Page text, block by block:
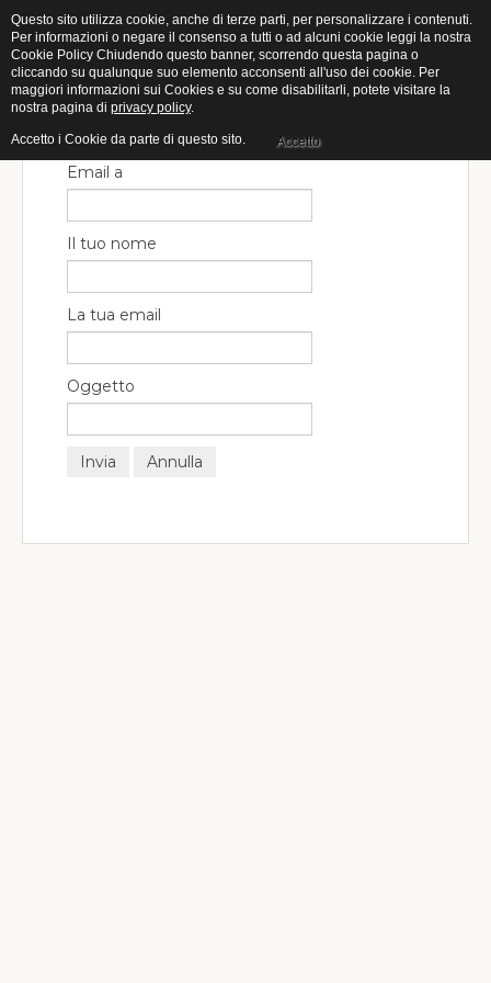
Email a
Il tuo nome
La tua email
Oggetto
Invia Annulla
Questo sito utilizza cookie, anche di terze parti, per personalizzare i contenuti.
Per informazioni o negare il consenso a tutti o ad alcuni cookie leggi la nostra
Cookie Policy Chiudendo questo banner, scorrendo questa pagina o
cliccando su qualunque suo elemento acconsenti all'uso dei cookie. Per
maggiori informazioni sui Cookies e su come disabilitarli, potete visitare la
nostra pagina di privacy policy.
Accetto i Cookie da parte di questo sito. Accetto